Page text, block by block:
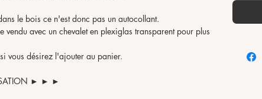
le bois ce n'est donc pas un autocollant.
vendu avec un chevalet en plexiglas transparent pour plus
vous désirez l'ajouter au panier.
► ► ►